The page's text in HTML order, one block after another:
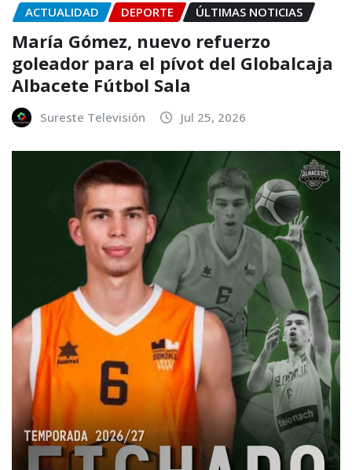
ACTUALIDAD DEPORTE ÚLTIMAS NOTICIAS
María Gómez, nuevo refuerzo
goleador para el pívot del Globalcaja
Albacete Fútbol Sala
Sureste Televisión Jul 25, 2026